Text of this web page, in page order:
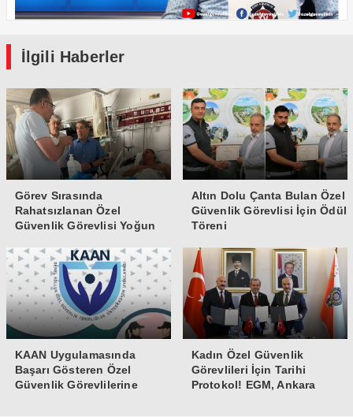
İlgili Haberler
Görev Sırasında
Rahatsızlanan Özel
Güvenlik Görevlisi Yoğun
Altın Dolu Çanta Bulan Özel
Güvenlik Görevlisi İçin Ödül
Töreni
KAAN Uygulamasında
Başarı Gösteren Özel
Güvenlik Görevlilerine
Kadın Özel Güvenlik
Görevlileri İçin Tarihi
Protokol! EGM, Ankara